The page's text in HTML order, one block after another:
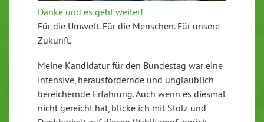
Danke und es geht weiter!
Für die Umwelt. Für die Menschen. Für unsere
Zukunft.
Meine Kandidatur für den Bundestag war eine
intensive, herausfordernde und unglaublich
bereichernde Erfahrung. Auch wenn es diesmal
nicht gereicht hat, blicke ich mit Stolz und